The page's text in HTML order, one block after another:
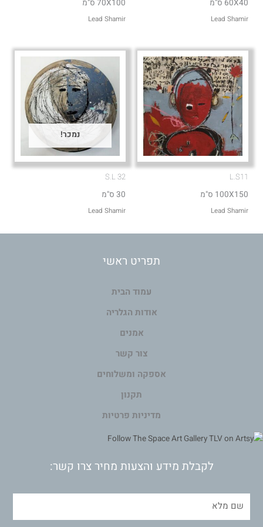
60X40 ס"מ
Lead Shamir
70X100 ס"מ
Lead Shamir
L.S11
100X150 ס"מ
Lead Shamir
נמכר!
S.L 32
30 ס"מ
Lead Shamir
תפריט ראשי
עמוד הבית
אודות הגלריה
אמנים
צור קשר
אספקה ומשלוחים
תקנון
מדיניות פרטיות
לקבלת מידע והצעות מחיר צרו קשר: